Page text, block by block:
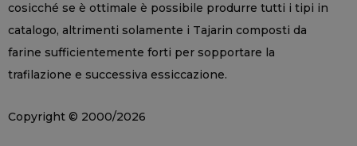
cosicché se è ottimale è possibile produrre tutti i tipi in
catalogo, altrimenti solamente i Tajarin composti da
farine sufficientemente forti per sopportare la
trafilazione e successiva essiccazione.
Copyright © 2000/2026